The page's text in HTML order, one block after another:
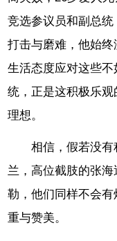
竞选参议员和副总
打击与磨难，他始
生活态度应对这些
统，正是这积极乐
理想。
相信，假若没
兰，高位截肢的张
勒，他们同样不会
重与赞美。